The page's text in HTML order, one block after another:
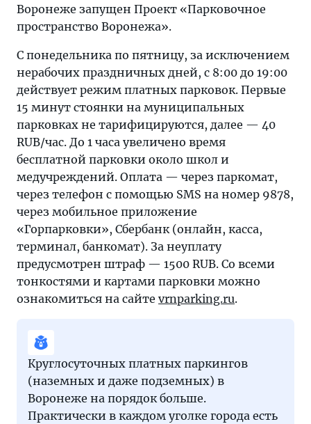
Воронеже запущен Проект «Парковочное
пространство Воронежа».
С понедельника по пятницу, за исключением
нерабочих праздничных дней, с 8:00 до 19:00
действует режим платных парковок. Первые
15 минут стоянки на муниципальных
парковках не тарифицируются, далее — 40
RUB/час. До 1 часа увеличено время
бесплатной парковки около школ и
медучреждений. Оплата — через паркомат,
через телефон с помощью SMS на номер 9878,
через мобильное приложение
«Горпарковки», Сбербанк (онлайн, касса,
терминал, банкомат). За неуплату
предусмотрен штраф — 1500 RUB. Со всеми
тонкостями и картами парковки можно
ознакомиться на сайте vrnparking.ru.
Круглосуточных платных паркингов
(наземных и даже подземных) в
Воронеже на порядок больше.
Практически в каждом уголке города есть